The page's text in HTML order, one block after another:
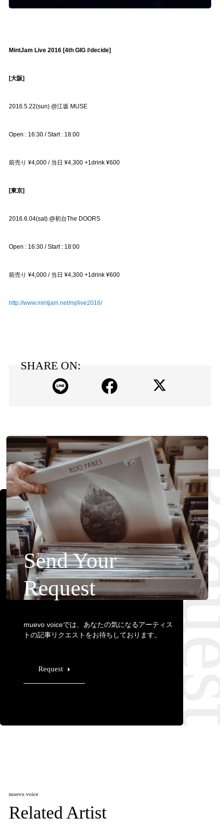
MintJam Live 2016 [4th GIG #decide]
[大阪]
2016.5.22(sun) @江坂 MUSE
Open : 16:30 / Start : 18:00
前売り ¥4,000 / 当日 ¥4,300 +1drink ¥600
[東京]
2016.6.04(sat) @初台The DOORS
Open : 16:30 / Start : 18:00
前売り ¥4,000 / 当日 ¥4,300 +1drink ¥600
http://www.mintjam.net/mj/live2016/
SHARE ON:
Send Your
Request
muevo voiceでは、あなたの気になるアーティス
トの記事リクエストをお待ちしております。
Request
muevo voice
Related Artist